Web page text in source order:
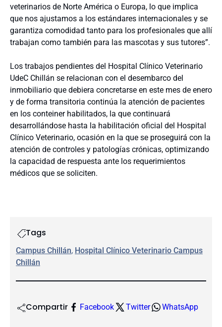
veterinarios de Norte América o Europa, lo que implica
que nos ajustamos a los estándares internacionales y se
garantiza comodidad tanto para los profesionales que allí
trabajan como también para las mascotas y sus tutores”.
Los trabajos pendientes del Hospital Clínico Veterinario
UdeC Chillán se relacionan con el desembarco del
inmobiliario que debiera concretarse en este mes de enero
y de forma transitoria continúa la atención de pacientes
en los conteiner habilitados, la que continuará
desarrollándose hasta la habilitación oficial del Hospital
Clínico Veterinario, ocasión en la que se proseguirá con la
atención de controles y patologías crónicas, optimizando
la capacidad de respuesta ante los requerimientos
médicos que se soliciten.
Tags
Campus Chillán, Hospital Clínico Veterinario Campus
Chillán
Compartir Facebook Twitter WhatsApp